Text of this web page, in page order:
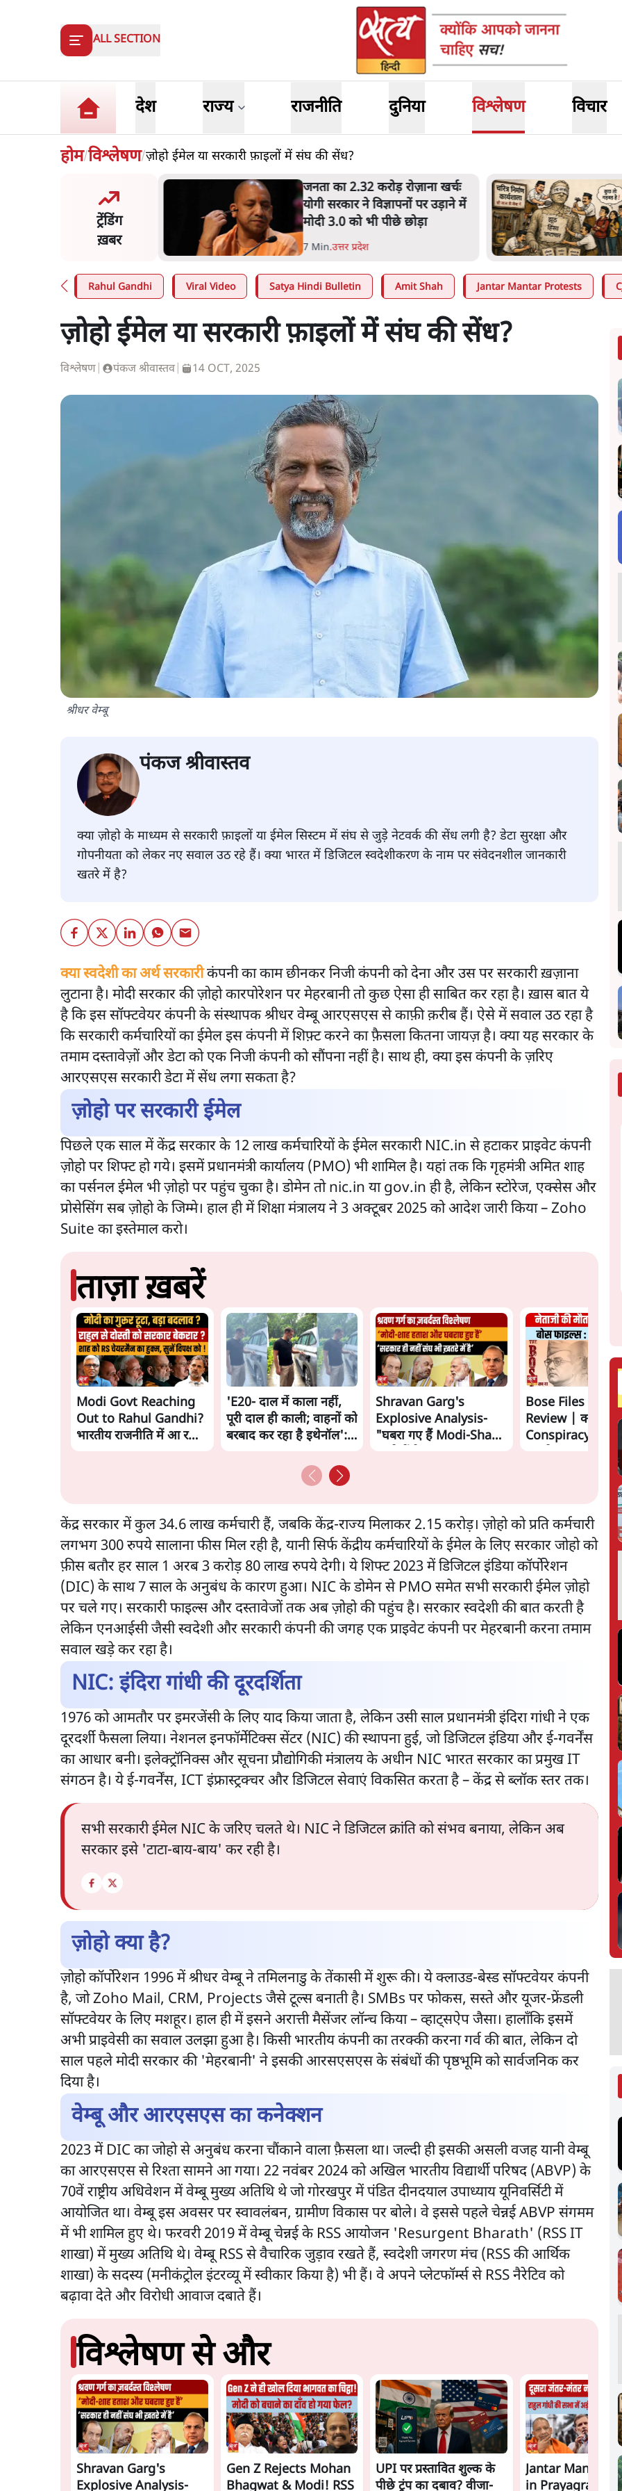
ALL SECTION
देश राज्य राजनीति दुनिया विश्लेषण विचार
होम/विश्लेषण/ज़ोहो ईमेल या सरकारी फ़ाइलों में संघ की सेंध?
ट्रेंडिंग
ख़बर
शाह के संसद में आने पर
करे सरकार': राज्यसभा
जनता का 2.32 करोड़ रोज़ाना खर्चः
योगी सरकार ने विज्ञापनों पर उड़ाने में
मोदी 3.0 को भी पीछे छोड़ा
7 Min.उत्तर प्रदेश
Rahul Gandhi Viral Video Satya Hindi Bulletin Amit Shah Jantar Mantar Protests
ज़ोहो ईमेल या सरकारी फ़ाइलों में संघ की सेंध?
विश्लेषण पंकज श्रीवास्तव 14 OCT, 2025
श्रीधर वेम्बू
पंकज श्रीवास्तव
क्या ज़ोहो के माध्यम से सरकारी फ़ाइलों या ईमेल सिस्टम में संघ से जुड़े नेटवर्क की सेंध लगी है? डेटा सुरक्षा और
गोपनीयता को लेकर नए सवाल उठ रहे हैं। क्या भारत में डिजिटल स्वदेशीकरण के नाम पर संवेदनशील जानकारी
खतरे में है?
क्या स्वदेशी का अर्थ सरकारीकंपनी का काम छीनकर निजी कंपनी को देना और उस पर सरकारी ख़ज़ाना
लुटाना है। मोदी सरकार की ज़ोहो कारपोरेशन पर मेहरबानी तो कुछ ऐसा ही साबित कर रहा है। ख़ास बात ये
है कि इस सॉफ्टवेयर कंपनी के संस्थापक श्रीधर वेम्बू आरएसएस से काफ़ी क़रीब हैं। ऐसे में सवाल उठ रहा है
कि सरकारी कर्मचारियों का ईमेल इस कंपनी में शिफ़्ट करने का फ़ैसला कितना जायज़ है। क्या यह सरकार के
तमाम दस्तावेज़ों और डेटा को एक निजी कंपनी को सौंपना नहीं है। साथ ही, क्या इस कंपनी के ज़रिए
आरएसएस सरकारी डेटा में सेंध लगा सकता है?
ज़ोहो पर सरकारी ईमेल
पिछले एक साल में केंद्र सरकार के 12 लाख कर्मचारियों के ईमेल सरकारी NIC.in से हटाकर प्राइवेट कंपनी
ज़ोहो पर शिफ्ट हो गये। इसमें प्रधानमंत्री कार्यालय (PMO) भी शामिल है। यहां तक कि गृहमंत्री अमित शाह
का पर्सनल ईमेल भी ज़ोहो पर पहुंच चुका है। डोमेन तो nic.in या gov.in ही है, लेकिन स्टोरेज, एक्सेस और
प्रोसेसिंग सब ज़ोहो के जिम्मे। हाल ही में शिक्षा मंत्रालय ने 3 अक्टूबर 2025 को आदेश जारी किया – Zoho
Suite का इस्तेमाल करो।
ताज़ा ख़बरें
Modi Govt Reaching
Out to Rahul Gandhi?
भारतीय राजनीति में आ रहा
'E20- दाल में काला नहीं,
पूरी दाल ही काली; वाहनों को
बरबाद कर रहा है इथेनॉल':
Shravan Garg's
Explosive Analysis-
"घबरा गए हैं Modi-Shah,
Bose Files Film
Review | क्या
Conspiracy का
केंद्र सरकार में कुल 34.6 लाख कर्मचारी हैं, जबकि केंद्र-राज्य मिलाकर 2.15 करोड़। ज़ोहो को प्रति कर्मचारी
लगभग 300 रुपये सालाना फीस मिल रही है, यानी सिर्फ केंद्रीय कर्मचारियों के ईमेल के लिए सरकार जोहो को
फ़ीस बतौर हर साल 1 अरब 3 करोड़ 80 लाख रुपये देगी। ये शिफ्ट 2023 में डिजिटल इंडिया कॉर्पोरेशन
(DIC) के साथ 7 साल के अनुबंध के कारण हुआ। NIC के डोमेन से PMO समेत सभी सरकारी ईमेल ज़ोहो
पर चले गए। सरकारी फाइल्स और दस्तावेजों तक अब ज़ोहो की पहुंच है। सरकार स्वदेशी की बात करती है
लेकिन एनआईसी जैसी स्वदेशी और सरकारी कंपनी की जगह एक प्राइवेट कंपनी पर मेहरबानी करना तमाम
सवाल खड़े कर रहा है।
NIC: इंदिरा गांधी की दूरदर्शिता
1976 को आमतौर पर इमरजेंसी के लिए याद किया जाता है, लेकिन उसी साल प्रधानमंत्री इंदिरा गांधी ने एक
दूरदर्शी फैसला लिया। नेशनल इनफॉर्मेटिक्स सेंटर (NIC) की स्थापना हुई, जो डिजिटल इंडिया और ई-गवर्नेंस
का आधार बनी। इलेक्ट्रॉनिक्स और सूचना प्रौद्योगिकी मंत्रालय के अधीन NIC भारत सरकार का प्रमुख IT
संगठन है। ये ई-गवर्नेंस, ICT इंफ्रास्ट्रक्चर और डिजिटल सेवाएं विकसित करता है – केंद्र से ब्लॉक स्तर तक।
सभी सरकारी ईमेल NIC के जरिए चलते थे। NIC ने डिजिटल क्रांति को संभव बनाया, लेकिन अब
सरकार इसे 'टाटा-बाय-बाय' कर रही है।
ज़ोहो क्या है?
ज़ोहो कॉर्पोरेशन 1996 में श्रीधर वेम्बू ने तमिलनाडु के तेंकासी में शुरू की। ये क्लाउड-बेस्ड सॉफ्टवेयर कंपनी
है, जो Zoho Mail, CRM, Projects जैसे टूल्स बनाती है। SMBs पर फोकस, सस्ते और यूजर-फ्रेंडली
सॉफ्टवेयर के लिए मशहूर। हाल ही में इसने अरात्ती मैसेंजर लॉन्च किया – व्हाट्सऐप जैसा। हालाँकि इसमें
अभी प्राइवेसी का सवाल उलझा हुआ है। किसी भारतीय कंपनी का तरक्की करना गर्व की बात, लेकिन दो
साल पहले मोदी सरकार की 'मेहरबानी' ने इसकी आरसएसएस के संबंधों की पृष्ठभूमि को सार्वजनिक कर
दिया है।
वेम्बू और आरएसएस का कनेक्शन
2023 में DIC का जोहो से अनुबंध करना चौंकाने वाला फ़ैसला था। जल्दी ही इसकी असली वजह यानी वेम्बू
का आरएसएस से रिश्ता सामने आ गया। 22 नवंबर 2024 को अखिल भारतीय विद्यार्थी परिषद (ABVP) के
70वें राष्ट्रीय अधिवेशन में वेम्बू मुख्य अतिथि थे जो गोरखपुर में पंडित दीनदयाल उपाध्याय यूनिवर्सिटी में
आयोजित था। वेम्बू इस अवसर पर स्वावलंबन, ग्रामीण विकास पर बोले। वे इससे पहले चेन्नई ABVP संगमम
में भी शामिल हुए थे। फरवरी 2019 में वेम्बू चेन्नई के RSS आयोजन 'Resurgent Bharath' (RSS IT
शाखा) में मुख्य अतिथि थे। वेम्बू RSS से वैचारिक जुड़ाव रखते हैं, स्वदेशी जगरण मंच (RSS की आर्थिक
शाखा) के सदस्य (मनीकंट्रोल इंटरव्यू में स्वीकार किया है) भी हैं। वे अपने प्लेटफॉर्म्स से RSS नैरेटिव को
बढ़ावा देते और विरोधी आवाज दबाते हैं।
विश्लेषण से और
Shravan Garg's
Explosive Analysis-
Gen Z Rejects Mohan
Bhagwat & Modi! RSS
UPI पर प्रस्तावित शुल्क के
पीछे ट्रंप का दबाव? वीजा-
Jantar Mantar
in Prayagraj?